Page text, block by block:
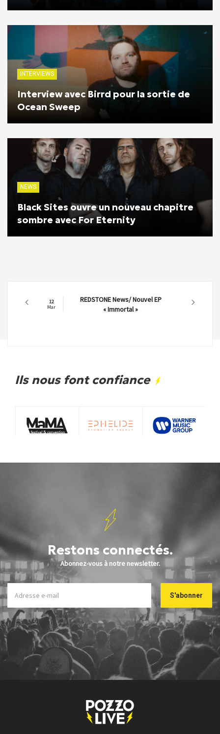
INTERVIEWS
Interview avec Birrd pour la sortie de
Ocean Sweep
NEWS
Black Sites ouvre un nouveau chapitre
sombre avec For Eternity
12
Mar
REDSTONE News/ Nouvel EP
« Immortal »
Ils nous font confiance
Restons connectés.
Abonnez-vous à notre newsletter.